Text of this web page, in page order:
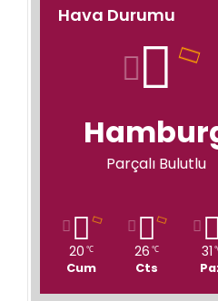
Hava Durumu
Parçalı Bulutlu
20 ℃
Cum
26 ℃
Cts
31